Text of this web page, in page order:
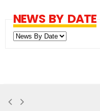
NEWS BY DATE